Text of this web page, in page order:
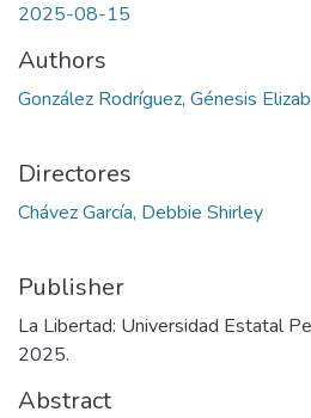
2025-08-15
Authors
González Rodríguez, Génesis
Directores
Chávez García, Debbie Shirley
Publisher
La Libertad: Universidad Estatal
2025.
Abstract